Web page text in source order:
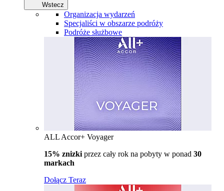
Wstecz
Organizacja wydarzeń
Specjaliści w obszarze podróży
Podróże służbowe
ALL Accor+ Voyager
15% znizki przez cały rok na pobyty w ponad 30
markach
Dołącz Teraz